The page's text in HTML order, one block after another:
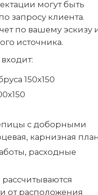
могут быть
запросу клиента.
по вашему эскизу
источника.
150х150
с доборными
карнизная
расходные
от расположения